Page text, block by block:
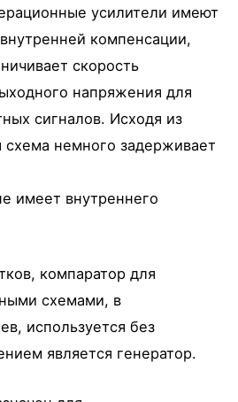
усилители имеют
компенсации,
скорость
напряжения для
сигналов. Исходя из
схема немного задерживает
имеет внутреннего
компаратор для
схемами, в
используется без
является генератор.